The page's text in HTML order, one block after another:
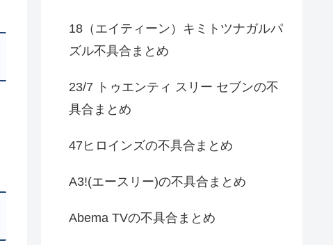
18（エイティーン）キミトツナガルパ
ズル不具合まとめ
23/7 トゥエンティ スリー セブンの不
具合まとめ
47ヒロインズの不具合まとめ
A3!(エースリー)の不具合まとめ
Abema TVの不具合まとめ